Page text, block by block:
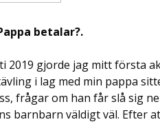
betalar?.
2019 gjorde jag mitt första
i lag med min pappa
frågar om han får slå sig
barnbarn väldigt väl. Efter